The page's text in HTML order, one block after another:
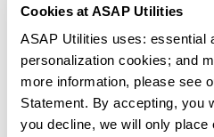
Cookies at ASAP Utilities
ASAP Utilities uses: essential
personalization cookies; and
more information, please see
Statement. By accepting, you
you decline, we will only
Risparmia tempo in
Insieme di strumenti ASAP Utilities
impostazioni e le informazioni della